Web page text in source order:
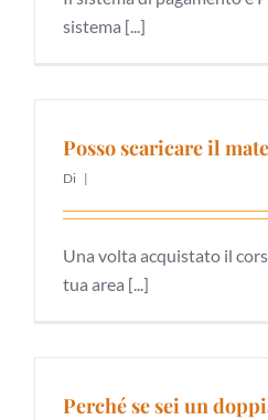
sistema [...]
Posso scaricare il
Di |
Una volta acquistato il
tua area [...]
Perché se sei un